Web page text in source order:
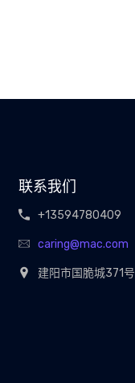
联系我们
+13594780409
caring@mac.com
建阳市国脆城371号